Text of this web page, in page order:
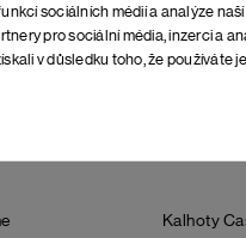
sociálních médií a analýze
pro sociální média, inzerci a
v důsledku toho, že používáte
Kalhoty